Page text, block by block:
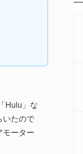
Hulu」な
いたので
ーター